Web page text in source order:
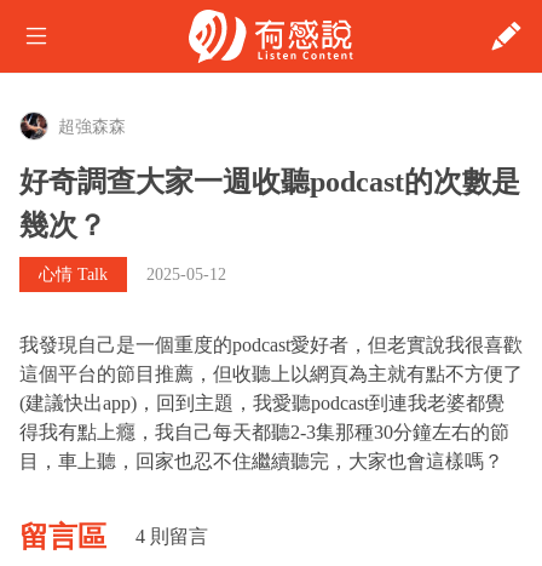
Talker專欄
Talker時課
找Talker
超強森森
好奇調查大家一週收聽podcast的次數是
幾次？
心情 Talk 2025-05-12
我發現自己是一個重度的podcast愛好者，但老實說我很喜歡
這個平台的節目推薦，但收聽上以網頁為主就有點不方便了
(建議快出app)，回到主題，我愛聽podcast到連我老婆都覺
得我有點上癮，我自己每天都聽2-3集那種30分鐘左右的節
目，車上聽，回家也忍不住繼續聽完，大家也會這樣嗎？
留言區 4 則留言